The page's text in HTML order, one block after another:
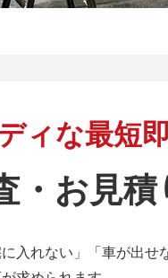
ィな最短
・お見積
入れない」「車が出せ